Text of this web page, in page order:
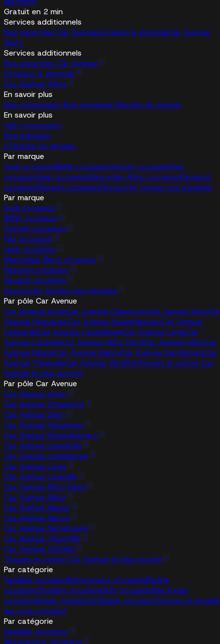
Gratuit en 2 min
Services additionnels
Nos garanties Car AvenueLivraison à domicileCar Avenue
Watt
Services additionnels
Nos garanties Car Avenue
Livraison à domicile
Car Avenue Watt
En savoir plus
Hub concession Nos marquesL'histoire du groupe
En savoir plus
Hub concession
Nos marques
L'histoire du groupe
Par marque
Audi occasionBMW occasionCitroën occasionFiat
occasionJeep occasionMercedes-Benz occasionPeugeot
occasionRenault occasionDécouvrez toutes nos marques
Par marque
Audi occasion
BMW occasion
Citroën occasion
Fiat occasion
Jeep occasion
Mercedes-Benz occasion
Peugeot occasion
Renault occasion
Découvrez toutes nos marques
Par pôle Car Avenue
Car Avenue ArlonCar Avenue ChaumontCar Avenue Dijon
Avenue HaguenauCar Avenue KaiserslauternCar Avenue
LesménilsCar Avenue LeudelangeCar Avenue LiegeCar
Avenue LunévilleCar Avenue Metz NordCar Avenue MetzCar
Avenue NamurCar Avenue NancyCar Avenue SarrebourgCar
Avenue ThionvilleCar Avenue WittlichTrouvez le centre Car
Avenue le plus proche
Par pôle Car Avenue
Car Avenue Arlon
Car Avenue Chaumont
Car Avenue Dijon
Car Avenue Haguenau
Car Avenue Kaiserslautern
Car Avenue Lesménils
Car Avenue Leudelange
Car Avenue Liege
Car Avenue Lunéville
Car Avenue Metz Nord
Car Avenue Metz
Car Avenue Namur
Car Avenue Nancy
Car Avenue Sarrebourg
Car Avenue Thionville
Car Avenue Wittlich
Trouvez le centre Car Avenue le plus proche
Par catégorie
Familiale occasionMonospace occasionBerline
occasionCitadine occasionSUV occasionÉlectrique
occasionBreak occasionUtilitaire occasionTrouvez le
qui vous convient
Par catégorie
Familiale occasion
Monospace occasion